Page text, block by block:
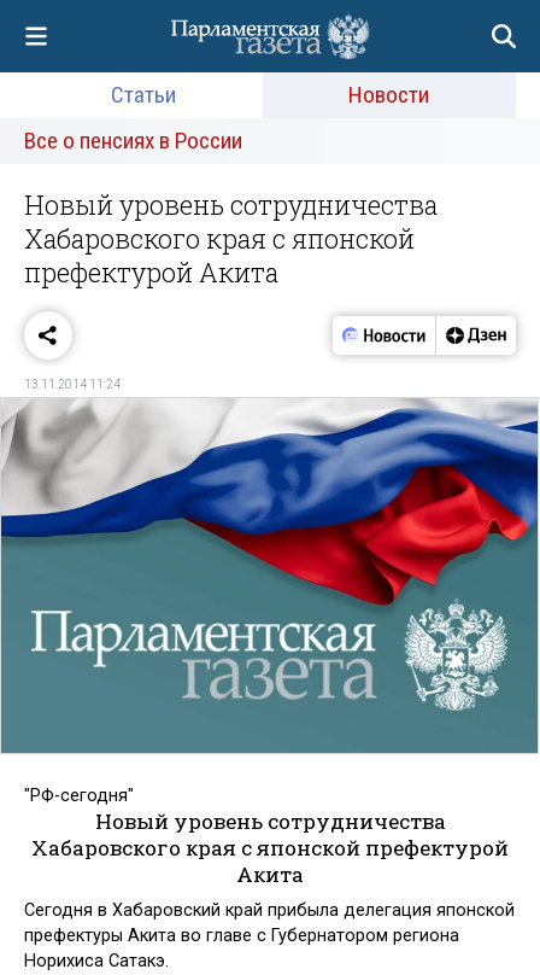
Статьи
Новости
Все о пенсиях в России
Новый уровень сотрудничества
Хабаровского края с японской
префектурой Акита
13.11.2014 11:24
"РФ-сегодня"
Новый уровень сотрудничества
Хабаровского края с японской префектурой
Акита
Сегодня в Хабаровский край прибыла делегация японской
префектуры Акита во главе с Губернатором региона
Норихиса Сатакэ.